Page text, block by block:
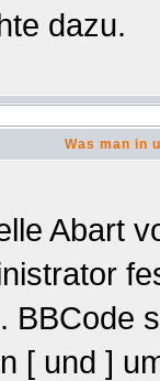
dazu.
Was man in
Abart
BBCode
[ und ]